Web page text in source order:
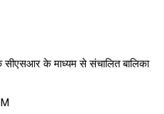
सीएसआर के माध्यम से संचालित बालिका